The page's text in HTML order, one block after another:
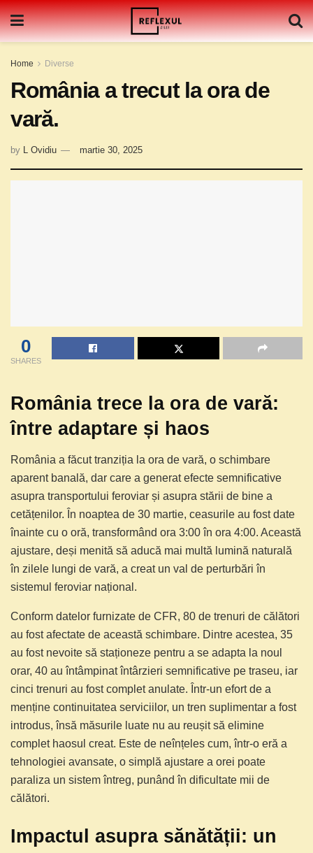
Home Diverse
România a trecut la ora de
vară.
by L Ovidiu martie 30, 2025
0
SHARES
România trece la ora de vară:
între adaptare și haos
România a făcut tranziția la ora de vară, o schimbare
aparent banală, dar care a generat efecte semnificative
asupra transportului feroviar și asupra stării de bine a
cetățenilor. În noaptea de 30 martie, ceasurile au fost date
înainte cu o oră, transformând ora 3:00 în ora 4:00. Această
ajustare, deși menită să aducă mai multă lumină naturală
în zilele lungi de vară, a creat un val de perturbări în
sistemul feroviar național.
Conform datelor furnizate de CFR, 80 de trenuri de călători
au fost afectate de această schimbare. Dintre acestea, 35
au fost nevoite să staționeze pentru a se adapta la noul
orar, 40 au întâmpinat întârzieri semnificative pe traseu, iar
cinci trenuri au fost complet anulate. Într-un efort de a
menține continuitatea serviciilor, un tren suplimentar a fost
introdus, însă măsurile luate nu au reușit să elimine
complet haosul creat. Este de neînțeles cum, într-o eră a
tehnologiei avansate, o simplă ajustare a orei poate
paraliza un sistem întreg, punând în dificultate mii de
călători.
Impactul asupra sănătății: un